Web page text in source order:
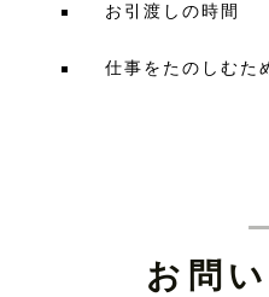
お引渡しの時間
仕事をたのしむた
お問